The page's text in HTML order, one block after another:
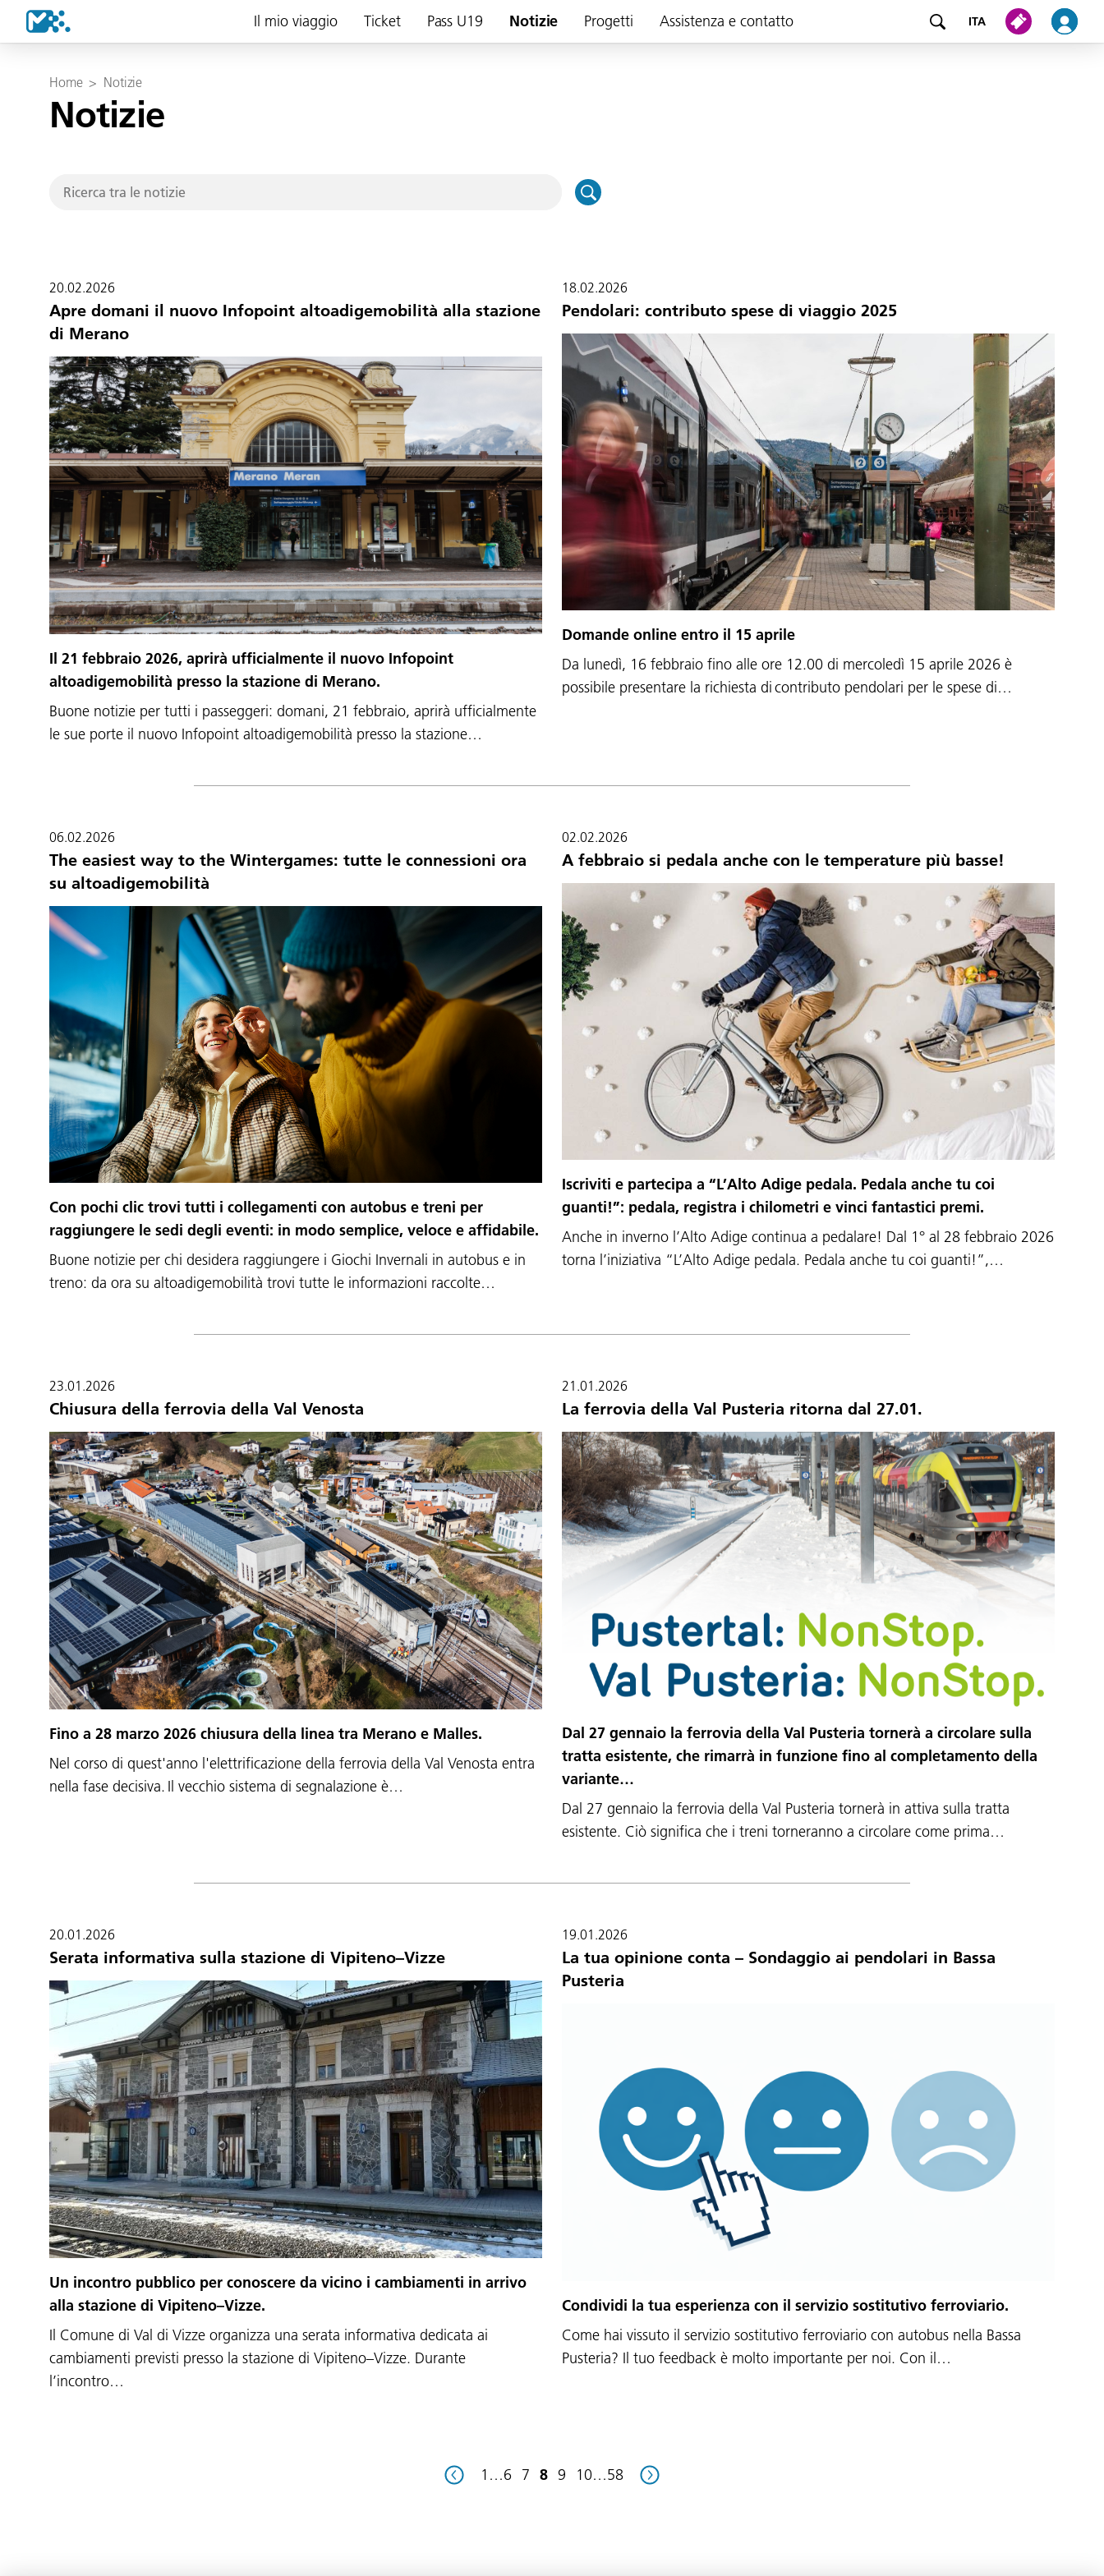
Il mio viaggio Ticket Pass U19 Notizie Progetti Assistenza e contatto ITA
Home > Notizie
Notizie
20.02.2026
Apre domani il nuovo Infopoint altoadigemobilità alla stazione
di Merano
Il 21 febbraio 2026, aprirà ufficialmente il nuovo Infopoint
altoadigemobilità presso la stazione di Merano.
Buone notizie per tutti i passeggeri: domani, 21 febbraio, aprirà ufficialmente
le sue porte il nuovo Infopoint altoadigemobilità presso la stazione…
18.02.2026
Pendolari: contributo spese di viaggio 2025
Domande online entro il 15 aprile
Da lunedì, 16 febbraio fino alle ore 12.00 di mercoledì 15 aprile 2026 è
possibile presentare la richiesta di contributo pendolari per le spese di…
06.02.2026
The easiest way to the Wintergames: tutte le connessioni ora
su altoadigemobilità
Con pochi clic trovi tutti i collegamenti con autobus e treni per
raggiungere le sedi degli eventi: in modo semplice, veloce e affidabile.
Buone notizie per chi desidera raggiungere i Giochi Invernali in autobus e in
treno: da ora su altoadigemobilità trovi tutte le informazioni raccolte…
02.02.2026
A febbraio si pedala anche con le temperature più basse!
Iscriviti e partecipa a “L’Alto Adige pedala. Pedala anche tu coi
guanti!”: pedala, registra i chilometri e vinci fantastici premi.
Anche in inverno l’Alto Adige continua a pedalare! Dal 1° al 28 febbraio 2026
torna l’iniziativa “L’Alto Adige pedala. Pedala anche tu coi guanti!”,…
23.01.2026
Chiusura della ferrovia della Val Venosta
Fino a 28 marzo 2026 chiusura della linea tra Merano e Malles.
Nel corso di quest'anno l'elettrificazione della ferrovia della Val Venosta entra
nella fase decisiva. Il vecchio sistema di segnalazione è…
21.01.2026
La ferrovia della Val Pusteria ritorna dal 27.01.
Dal 27 gennaio la ferrovia della Val Pusteria tornerà a circolare sulla
tratta esistente, che rimarrà in funzione fino al completamento della
variante…
Dal 27 gennaio la ferrovia della Val Pusteria tornerà in attiva sulla tratta
esistente. Ciò significa che i treni torneranno a circolare come prima…
20.01.2026
Serata informativa sulla stazione di Vipiteno–Vizze
Un incontro pubblico per conoscere da vicino i cambiamenti in arrivo
alla stazione di Vipiteno–Vizze.
Il Comune di Val di Vizze organizza una serata informativa dedicata ai
cambiamenti previsti presso la stazione di Vipiteno–Vizze. Durante
l’incontro…
19.01.2026
La tua opinione conta – Sondaggio ai pendolari in Bassa
Pusteria
Condividi la tua esperienza con il servizio sostitutivo ferroviario.
Come hai vissuto il servizio sostitutivo ferroviario con autobus nella Bassa
Pusteria? Il tuo feedback è molto importante per noi. Con il…
1 …6 7 8 9 10…58